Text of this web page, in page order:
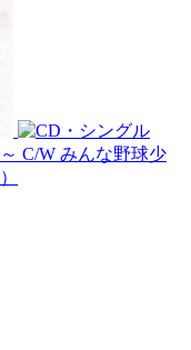
C/W みんな野球少